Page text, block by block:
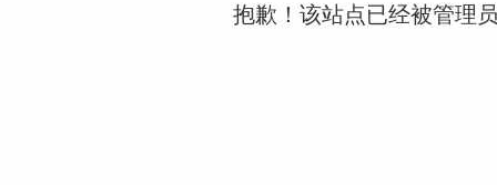
抱歉！该站点已经被管理